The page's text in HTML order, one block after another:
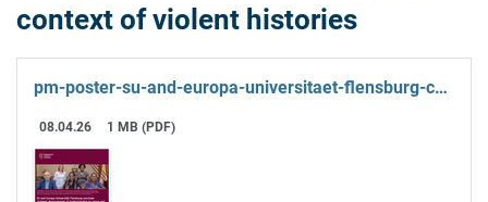
context of violent histories
pm-poster-su-and-europa-universitaet-flensburg-conclude-strategic-memorandum-of-understanding-on-peace-and-conflict.pdf
08.04.26 1 MB (PDF)